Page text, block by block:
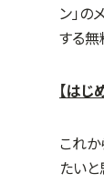
ン」の
する無
【は
これか
たい